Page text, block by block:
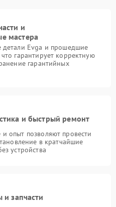
и
мастера
детали Evga и прошедшие
гарантирует корректную
гарантийных
и быстрый ремонт
опыт позволяют провести
в кратчайшие
устройства
и запчасти